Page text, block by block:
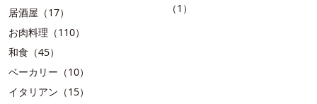
居酒屋（17）
お肉料理（110）
和食（45）
ベーカリー（10）
イタリアン（15）
（1）